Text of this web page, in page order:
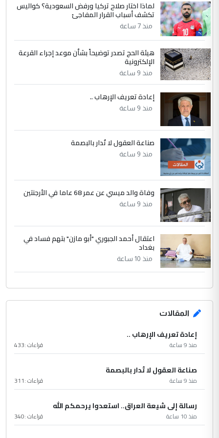
5 عبد الأمير جاسم هليل
التعليق : نحن اباء الطلاب الأوائل على العراق
نتشرف بلقاء السيد احمد الصافي في العتبات
الموضوع :
مكتب السيد احمد الصافي : لا يوجود
لدينا اي حساب على الفيس بوك وتويتر
لماذا اختار صلاح تركيا ورفض السعودية؟ كواليس
تكشف أسباب القرار المفاجئ
منذ 7 ساعة
هيئة الحج تصدر توضيحاً بشأن موعد إجراء القرعة
الإلكترونية
منذ 9 ساعة
إعادة تعريف الإرهاب ..
منذ 9 ساعة
صناعة العقول لا تُدار بالبصمة
منذ 9 ساعة
وفاة والد ميسي عن عمر 68 عاما في الأرجنتين
منذ 9 ساعة
اعتقال أحمد الجبوري "أبو مازن" بتهم فساد في
بغداد
منذ 10 ساعة
المقالات
إعادة تعريف الإرهاب ..
منذ 9 ساعة قراءات :433
صناعة العقول لا تُدار بالبصمة
منذ 9 ساعة قراءات :311
رسالة إلى شيعة العراق.. استعدوا يرحمكم الله
منذ 10 ساعة قراءات :340